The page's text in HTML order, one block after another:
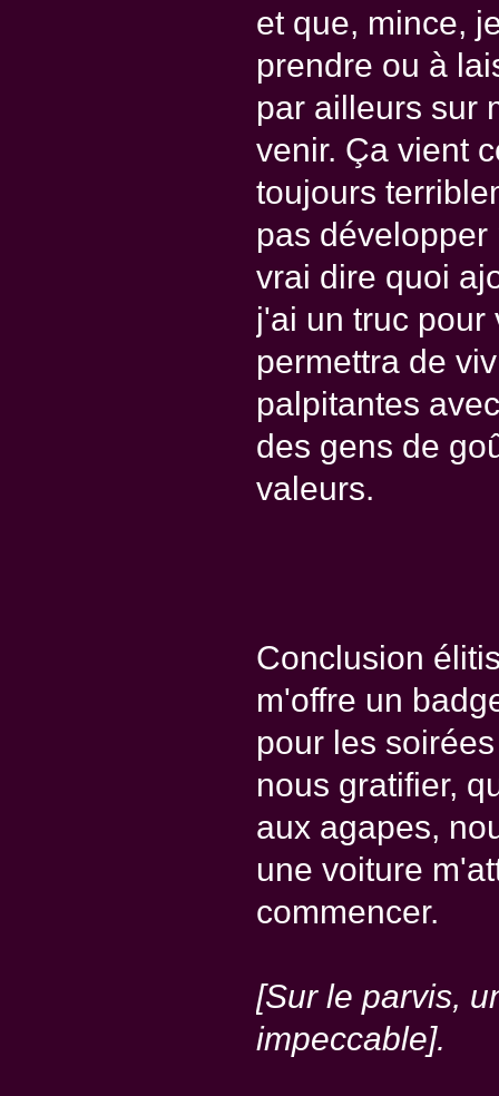
et que, mince,
prendre ou à
par ailleurs sur
venir. Ça vient
toujours
pas
vrai dire quoi
j'ai un truc pour
permettra de
palpitantes
des gens de
valeurs.
Conclusion
m'offre un
pour les
nous gratifier,
aux agapes,
une voiture
commencer.
[Sur le parvis,
impeccable].